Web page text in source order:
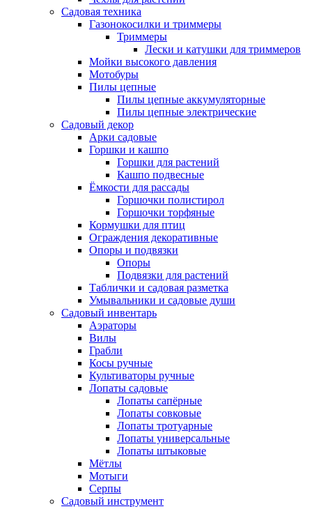
Садовая техника
Газонокосилки и триммеры
Триммеры
Лески и катушки для триммеров
Мойки высокого давления
Мотобуры
Пилы цепные
Пилы цепные аккумуляторные
Пилы цепные электрические
Садовый декор
Арки садовые
Горшки и кашпо
Горшки для растений
Кашпо подвесные
Ёмкости для рассады
Горшочки полистирол
Горшочки торфяные
Кормушки для птиц
Ограждения декоративные
Опоры и подвязки
Опоры
Подвязки для растений
Таблички и садовая разметка
Умывальники и садовые души
Садовый инвентарь
Аэраторы
Вилы
Грабли
Косы ручные
Культиваторы ручные
Лопаты садовые
Лопаты сапёрные
Лопаты совковые
Лопаты тротуарные
Лопаты универсальные
Лопаты штыковые
Мётлы
Мотыги
Серпы
Садовый инструмент